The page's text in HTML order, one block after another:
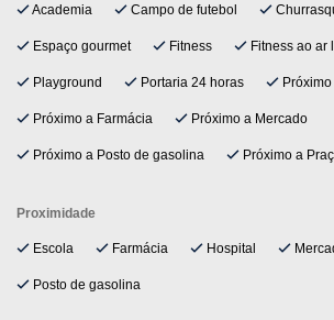
Academia Campo de futebol
Espaço gourmet Fitness Fitness ao ar
Playground Portaria 24 horas
Próximo a Farmácia Próximo a Mercado
Próximo a Posto de gasolina Próximo a
Proximidade
Escola Farmácia Hospital
Posto de gasolina